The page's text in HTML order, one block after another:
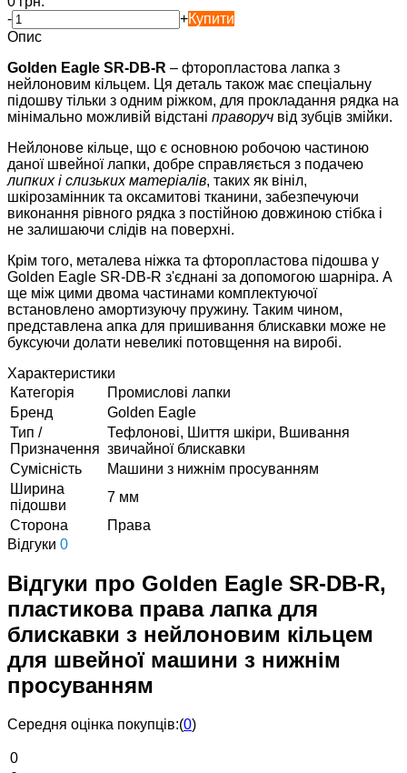
-
+Купити
Опис
Golden Eagle SR-DB-R – фторопластова лапка з
нейлоновим кільцем. Ця деталь також має спеціальну
підошву тільки з одним ріжком, для прокладання рядка на
мінімально можливій відстані праворуч від зубців змійки.
Нейлонове кільце, що є основною робочою частиною
даної швейної лапки, добре справляється з подачею
липких і слизьких матеріалів, таких як вініл,
шкірозамінник та оксамитові тканини, забезпечуючи
виконання рівного рядка з постійною довжиною стібка і
не залишаючи слідів на поверхні.
Крім того, металева ніжка та фторопластова підошва у
Golden Eagle SR-DB-R з'єднані за допомогою шарніра. А
ще між цими двома частинами комплектуючої
встановлено амортизуючу пружину. Таким чином,
представлена апка для пришивання блискавки може не
буксуючи долати невеликі потовщення на виробі.
Характеристики
Категорія
Промислові лапки
Бренд
Golden Eagle
Тип /
Призначення
Тефлонові, Шиття шкіри, Вшивання
звичайної блискавки
Сумісність
Машини з нижнім просуванням
Ширина
підошви
7 мм
Сторона
Права
Відгуки 0
Відгуки про Golden Eagle SR-DB-R,
пластикова права лапка для
блискавки з нейлоновим кільцем
для швейної машини з нижнім
просуванням
Середня оцінка покупців:(0)
0